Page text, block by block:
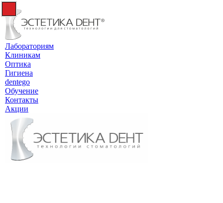
Лабораториям
Клиникам
Оптика
Гигиена
dentego
Обучение
Контакты
Акции